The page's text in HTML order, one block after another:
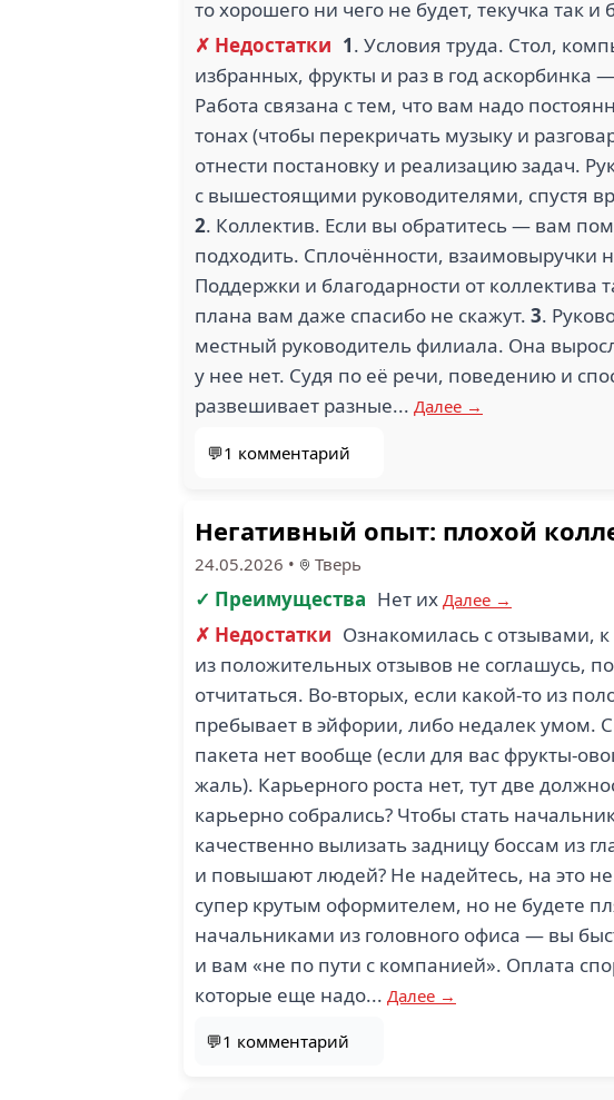
то хорошего ни чего не будет, текучка так и
✗ Недостатки 1. Условия труда. Стол,
избранных, фрукты и раз в год
Работа связана с тем, что вам надо
тонах (чтобы перекричать музыку и
отнести постановку и реализацию задач.
с вышестоящими руководителями, спустя
2. Коллектив. Если вы обратитесь — вам
подходить. Сплочённости,
Поддержки и благодарности от
плана вам даже спасибо не скажут. 3.
местный руководитель филиала. Она
у нее нет. Судя по её речи, поведению и
развешивает разные... Далее →
💬1 комментарий
Негативный опыт: плохой
24.05.2026 • Тверь
✓ Преимущества Нет их Далее →
✗ Недостатки Ознакомилась с отзывами,
из положительных отзывов не соглашусь,
отчитаться. Во-вторых, если какой-то из
пребывает в эйфории, либо недалек умом.
пакета нет вообще (если для вас фрукты-
жаль). Карьерного роста нет, тут две
карьерно собрались? Чтобы стать
качественно вылизать задницу боссам из
и повышают людей? Не надейтесь, на это
супер крутым оформителем, но не будете
начальниками из головного офиса — вы
и вам «не по пути с компанией». Оплата
которые еще надо... Далее →
💬1 комментарий